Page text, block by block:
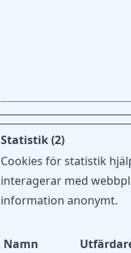
Statistik (2)
Cookies för statistik
interagerar med
information anonymt.
Namn